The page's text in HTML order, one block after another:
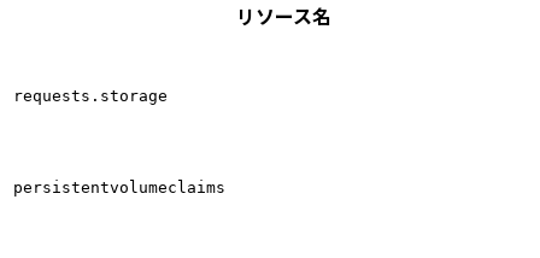
リソース名
requests.storage
persistentvolumeclaims